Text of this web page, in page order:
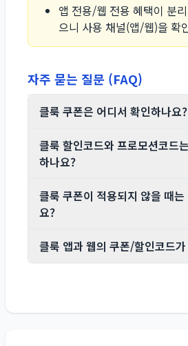
앱 전용/웹 전용 혜택이 분
으니 사용 채널(앱/웹)을 확
자주 묻는 질문 (FAQ)
클룩 쿠폰은 어디서 확인하나요?
클룩 할인코드와 프로모션코드
하나요?
클룩 쿠폰이 적용되지 않을 때
요?
클룩 앱과 웹의 쿠폰/할인코드